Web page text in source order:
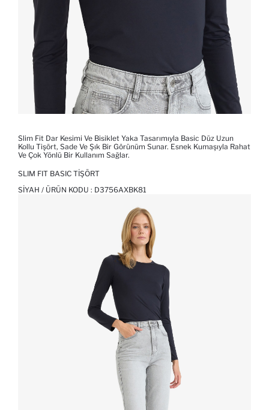
Slim Fit Dar Kesimi Ve Bisiklet Yaka Tasarımıyla Basic Düz Uzun
Kollu Tişört, Sade Ve Şık Bir Görünüm Sunar. Esnek Kumaşıyla Rahat
Ve Çok Yönlü Bir Kullanım Sağlar.
SLIM FIT BASIC TIŞÖRT
SIYAH / ÜRÜN KODU : D3756AXBK81